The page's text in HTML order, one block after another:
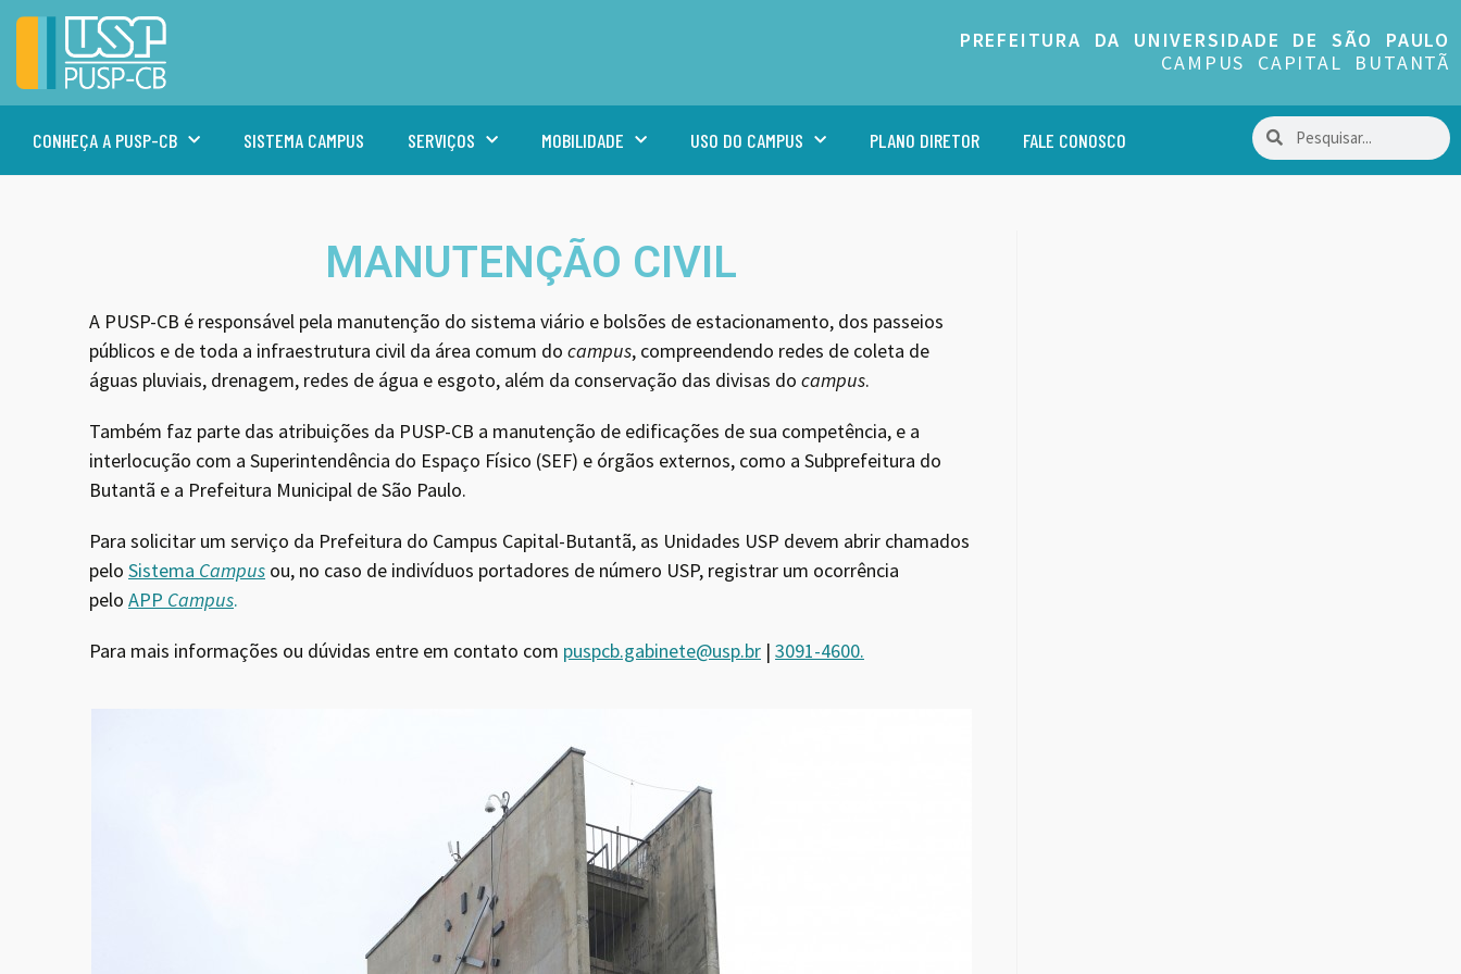
PREFEITURA DA UNIVERSIDADE DE SÃO PAULO
CAMPUS CAPITAL BUTANTÃ
CONHEÇA A PUSP-CB SISTEMA CAMPUS SERVIÇOS MOBILIDADE USO DO CAMPUS PLANO DIRETOR FALE CONOSCO
MANUTENÇÃO CIVIL
A PUSP-CB é responsável pela manutenção do sistema viário e bolsões de estacionamento, dos passeios
públicos e de toda a infraestrutura civil da área comum do campus, compreendendo redes de coleta de
águas pluviais, drenagem, redes de água e esgoto, além da conservação das divisas do campus.
Também faz parte das atribuições da PUSP-CB a manutenção de edificações de sua competência, e a
interlocução com a Superintendência do Espaço Físico (SEF) e órgãos externos, como a Subprefeitura do
Butantã e a Prefeitura Municipal de São Paulo.
Para solicitar um serviço da Prefeitura do Campus Capital-Butantã, as Unidades USP devem abrir chamados
pelo Sistema Campus ou, no caso de indivíduos portadores de número USP, registrar um ocorrência
pelo APP Campus.
Para mais informações ou dúvidas entre em contato com puspcb.gabinete@usp.br | 3091-4600.